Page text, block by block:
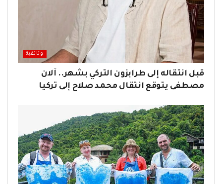
وثائقية
قبل انتقاله إلى طرابزون التركي بشهر.. آلان
مصطفى يتوقع انتقال محمد صلاح إلى تركيا